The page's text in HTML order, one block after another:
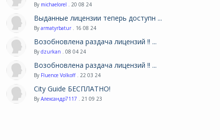
By michaelorel . 20 08 24
Выданные лицензии теперь доступн ...
By armatyrbatur . 16 08 24
Возобновлена раздача лицензий !! ...
By dzurkan . 08 04 24
Возобновлена раздача лицензий !! ...
By Fluence Volkoff . 22 03 24
City Guide БЕСПЛАТНО!
By Александр7117 . 21 09 23